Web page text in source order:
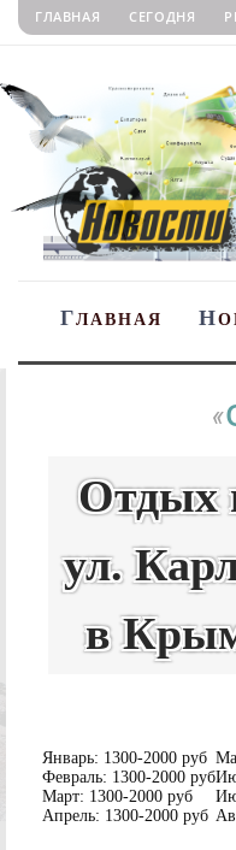
ГЛАВНАЯ СЕГОДНЯ
ГЛАВНАЯ Н
«
Отдых
ул.
в
Январь: 1300-2000 руб
Февраль: 1300-2000 руб
Март: 1300-2000 руб
Апрель: 1300-2000 руб